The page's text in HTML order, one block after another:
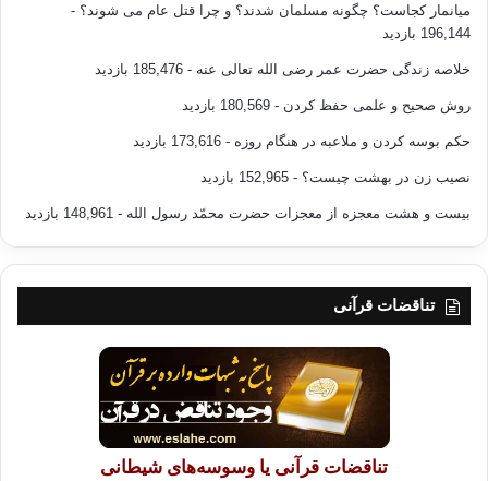
میانمار کجاست؟ چگونه مسلمان شدند؟ و چرا قتل عام می شوند؟ -
196,144 بازدید
خلاصه زندگی حضرت عمر رضی الله تعالی عنه - 185,476 بازدید
روش صحیح و علمی حفظ کردن - 180,569 بازدید
حکم بوسه کردن و ملاعبه در هنگام روزه - 173,616 بازدید
نصیب زن در بهشت چیست؟ - 152,965 بازدید
بیست و هشت معجزه از معجزات حضرت محمّد رسول الله - 148,961 بازدید
تناقضات قرآنی
تناقضات قرآنی یا وسوسه‌های شیطانی